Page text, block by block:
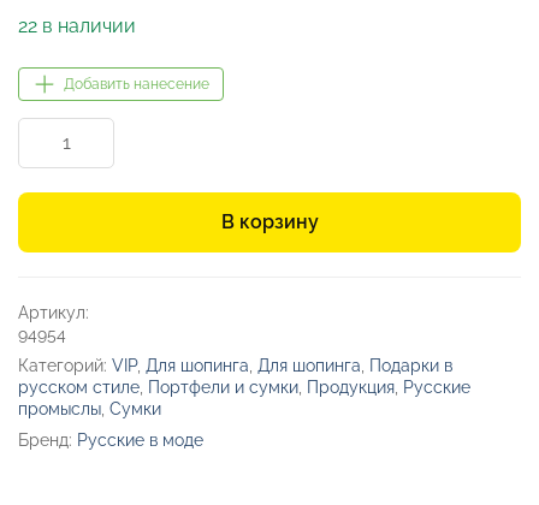
22 в наличии
Добавить нанесение
Количество
товара
Шоппер
«Русские
моде»
В корзину
Артикул:
94954
Категорий: VIP, Для шопинга Для шопинга
Подарки в
русском стиле Портфели и сумки Продукция Русские
промыслы Сумки
Бренд: Русские в моде